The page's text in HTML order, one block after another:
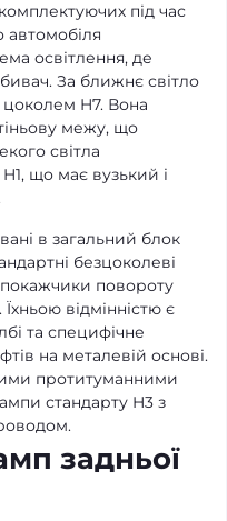
під час
автомобіля
освітлення, де
За ближнє світло
цоколем H7. Вона
межу, що
світла
що має вузький і
в загальний блок
безцоколеві
повороту
відмінністю є
та специфічне
на металевій основі.
протитуманними
стандарту H3 з
задньої